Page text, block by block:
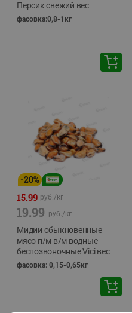
Персик свежий вес
фасовка:0,8-1кг
-20%
15.99 руб./кг
19.99 руб./кг
Мидии обыкновенные
мясо п/м в/м водные
беспозвоночные Vici вес
фасовка: 0,15-0,65кг